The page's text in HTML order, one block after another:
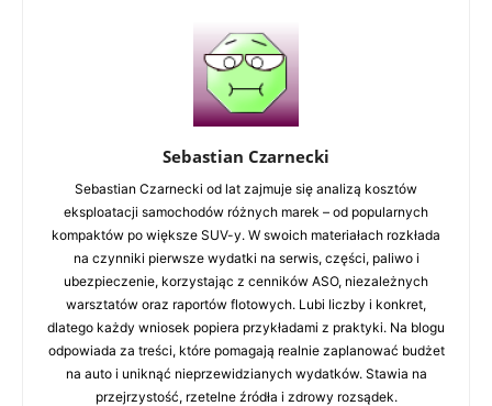
Sebastian Czarnecki
Sebastian Czarnecki od lat zajmuje się analizą kosztów
eksploatacji samochodów różnych marek – od popularnych
kompaktów po większe SUV-y. W swoich materiałach rozkłada
na czynniki pierwsze wydatki na serwis, części, paliwo i
ubezpieczenie, korzystając z cenników ASO, niezależnych
warsztatów oraz raportów flotowych. Lubi liczby i konkret,
dlatego każdy wniosek popiera przykładami z praktyki. Na blogu
odpowiada za treści, które pomagają realnie zaplanować budżet
na auto i uniknąć nieprzewidzianych wydatków. Stawia na
przejrzystość, rzetelne źródła i zdrowy rozsądek.